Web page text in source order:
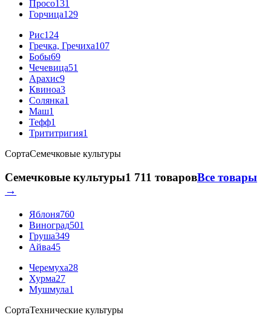
Просо131
Горчица129
Рис124
Гречка, Гречиха107
Бобы69
Чечевица51
Арахис9
Квиноа3
Солянка1
Маш1
Тефф1
Трититригия1
СортаСемечковые культуры
Семечковые культуры1 711 товаровВсе товары
→
Яблоня760
Виноград501
Груша349
Айва45
Черемуха28
Хурма27
Мушмула1
СортаТехнические культуры